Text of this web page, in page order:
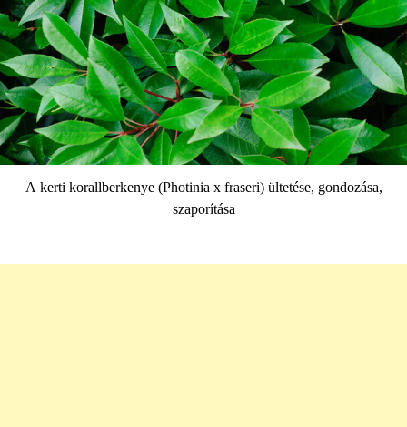
A kerti korallberkenye (Photinia x fraseri) ültetése, gondozása,
szaporítása